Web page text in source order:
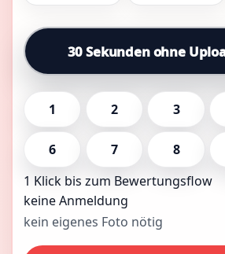
30 Sekunden ohne
1 2 3
6 7 8
1 Klick bis zum Bewertungsflow
keine Anmeldung
kein eigenes Foto nötig